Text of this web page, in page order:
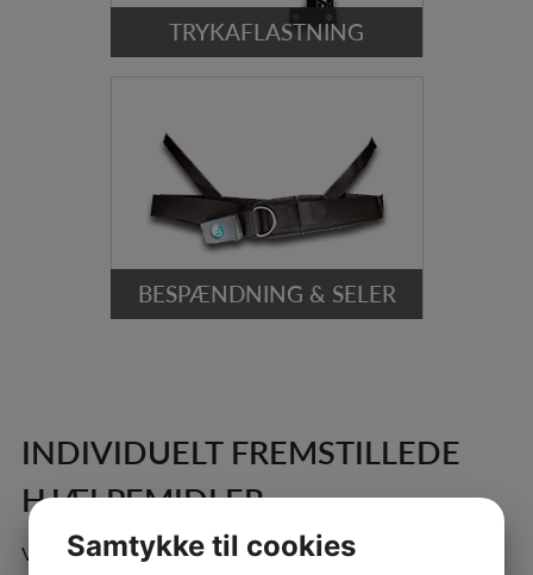
TRYKAFLASTNING
BESPÆNDNING & SELER
INDIVIDUELT FREMSTILLEDE
HJÆLPEMIDLER
Vi skaber løsninger til problematikker ved siddestillinger,
Samtykke til cookies